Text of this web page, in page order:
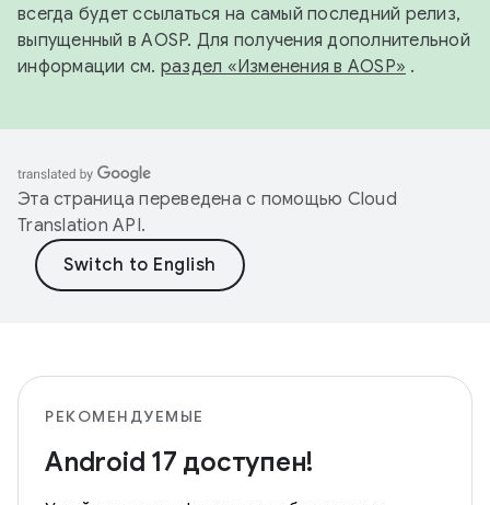
всегда будет ссылаться на самый последний релиз,
выпущенный в AOSP. Для получения дополнительной
информации см. раздел «Изменения в AOSP» .
Эта страница переведена с помощью Cloud
Translation API.
РЕКОМЕНДУЕМЫЕ
Android 17 доступен!